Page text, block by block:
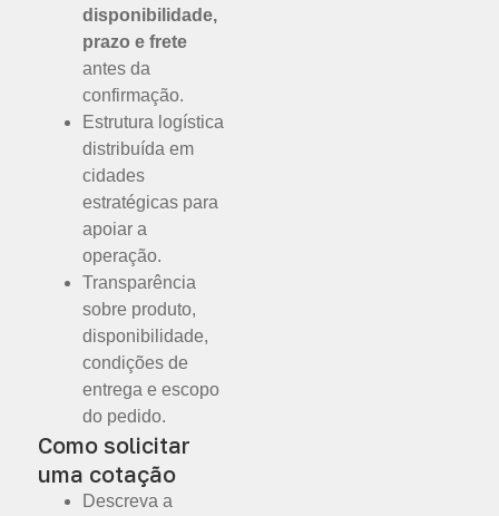
disponibilidade,
prazo e frete
antes da
confirmação.
Estrutura logística
distribuída em
cidades
estratégicas para
apoiar a
operação.
Transparência
sobre produto,
disponibilidade,
condições de
entrega e escopo
do pedido.
Como solicitar
uma cotação
Descreva a